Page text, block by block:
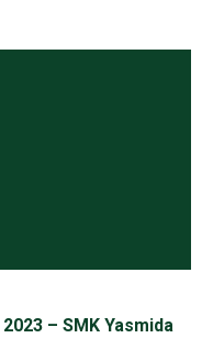
– SMK Yasmida